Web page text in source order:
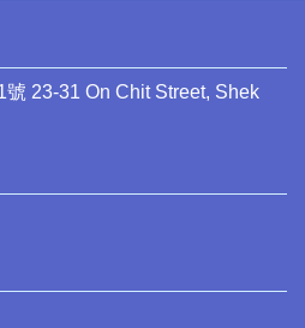
23-31 On Chit Street, Shek